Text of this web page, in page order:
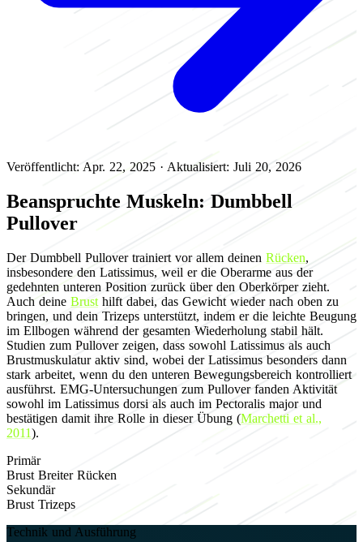
Veröffentlicht: Apr. 22, 2025 · Aktualisiert: Juli 20, 2026
Beanspruchte Muskeln: Dumbbell
Pullover
Der Dumbbell Pullover trainiert vor allem deinen Rücken,
insbesondere den Latissimus, weil er die Oberarme aus der
gedehnten unteren Position zurück über den Oberkörper zieht.
Auch deine Brust hilft dabei, das Gewicht wieder nach oben zu
bringen, und dein Trizeps unterstützt, indem er die leichte Beugung
im Ellbogen während der gesamten Wiederholung stabil hält.
Studien zum Pullover zeigen, dass sowohl Latissimus als auch
Brustmuskulatur aktiv sind, wobei der Latissimus besonders dann
stark arbeitet, wenn du den unteren Bewegungsbereich kontrolliert
ausführst. EMG-Untersuchungen zum Pullover fanden Aktivität
sowohl im Latissimus dorsi als auch im Pectoralis major und
bestätigen damit ihre Rolle in dieser Übung (Marchetti et al.,
2011).
Primär
Brust Breiter Rücken
Sekundär
Brust Trizeps
Technik und Ausführung